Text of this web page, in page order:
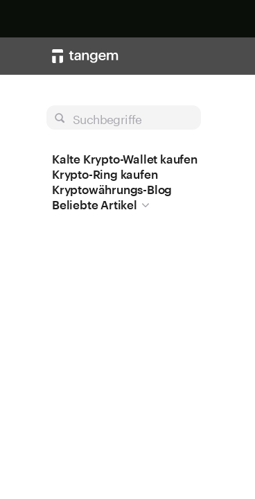
Suchbegriffe
Kalte Krypto-Wallet kaufen
Krypto-Ring kaufen
Kryptowährungs-Blog
Beliebte Artikel